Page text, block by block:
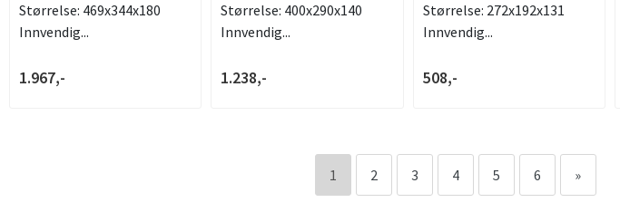
Størrelse: 469x344x180
Innvendig...
1.967,-
Størrelse: 400x290x140
Innvendig...
1.238,-
Størrelse: 272x192x131
Innvendig...
508,-
1 2 3 4 5 6 »